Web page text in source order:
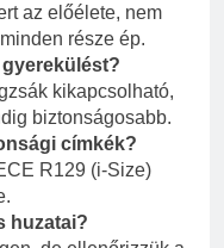
az előélete, nem
része ép.
gyerekülést?
kikapcsolható,
biztonságosabb.
címkék?
R129 (i-Size)
huzatai?